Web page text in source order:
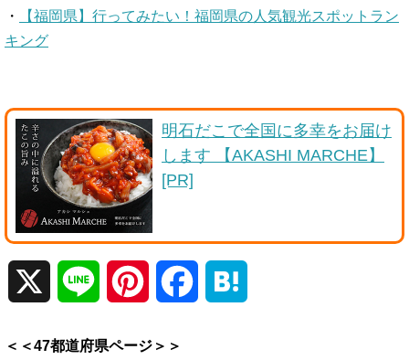
・
【福岡県】行ってみたい！福岡県の人気観光スポットラン
キング
明石だこで全国に多幸をお届け
します 【AKASHI MARCHE】
[PR]
＜＜47都道府県ページ＞＞